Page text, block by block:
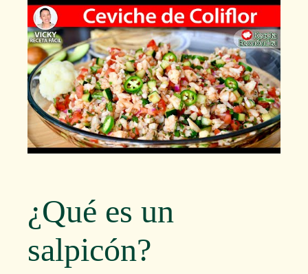
¿Qué es un
salpicón?